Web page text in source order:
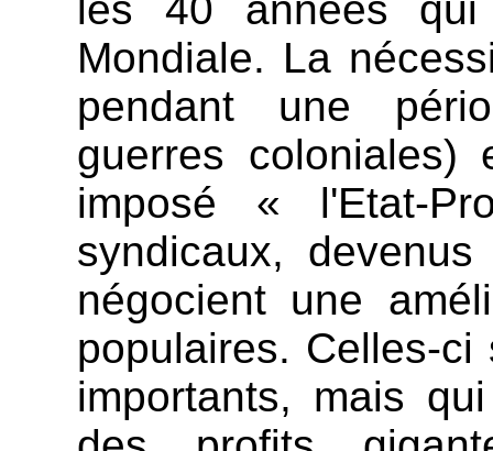
Mondiale. La
pendant une
guerres coloniales)
imposé « l'Etat-
syndicaux,
négocient une
populaires. Celles-
importants, mais